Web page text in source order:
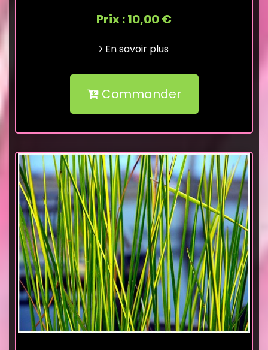
Prix : 10,00 €
En savoir plus
Commander